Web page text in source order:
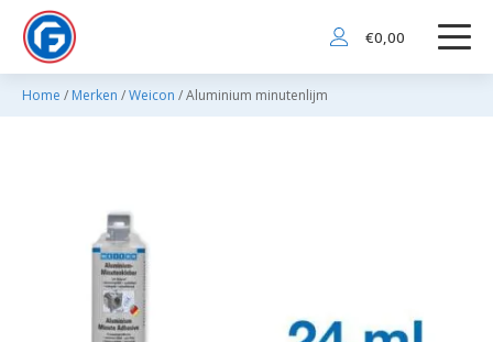
€0,00
Home / Merken /Weicon / Aluminium minutenlijm